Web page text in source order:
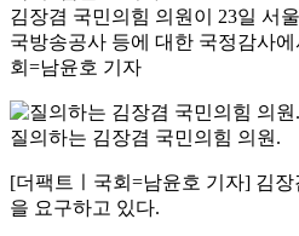
김장겸 국민의힘 의원이 23일 서
국방송공사 등에 대한 국정감사
회=남윤호 기자
질의하는 김장겸 국민의힘 의원.
[더팩트ㅣ국회=남윤호 기자] 김
을 요구하고 있다.